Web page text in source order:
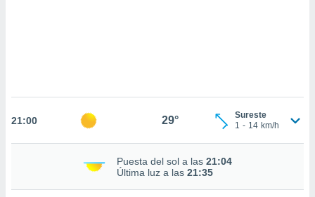
cookies
En
21:00 29°
Sureste
1 - 14 km/h
Puesta del sol a las 21:04
Última luz a las 21:35